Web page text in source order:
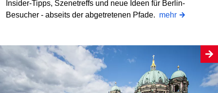
Insider-Tipps, Szenetreffs und neue Ideen für Berlin-
Besucher - abseits der abgetretenen Pfade. mehr